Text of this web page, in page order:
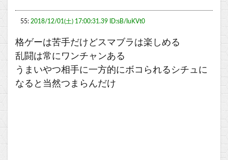
55: 2018/12/01(土) 17:00:31.39 ID:sB/IuKVt0
格ゲーは苦手だけどスマブラは楽しめる
乱闘は常にワンチャンある
うまいやつ相手に一方的にボコられるシチュに
なると当然つまらんだけ